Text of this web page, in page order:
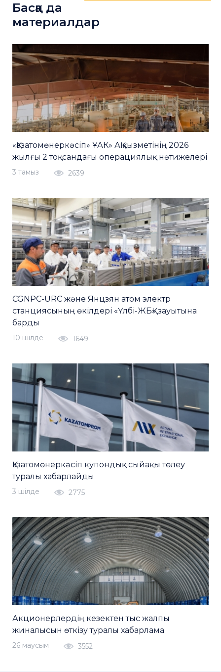
Басқа да
материалдар
«Қазатомөнеркәсіп» ҰАК» АҚ қызметінің 2026
жылғы 2 тоқсандағы операциялық нәтижелері
3 тамыз 2639
CGNPC-URC және Янцзян атом электр
станциясының өкілдері «Үлбі-ЖБҚ» зауытына
барды
10 шiлде 1649
Қазатомөнеркәсіп купондық сыйақы төлеу
туралы хабарлайды
3 шiлде 2775
Акционерлердің кезектен тыс жалпы
жиналысын өткізу туралы хабарлама
26 маусым 3552